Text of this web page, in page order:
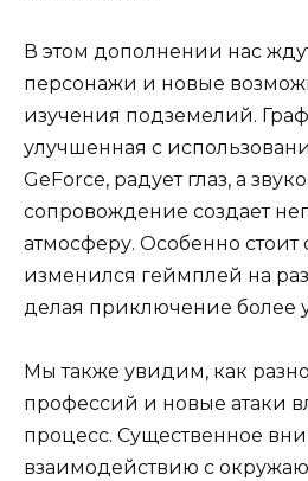
В этом дополнении нас
персонажи и новые
изучения подземелий.
улучшенная с
GeForce, радует глаз, а
сопровождение создает
атмосферу. Особенно стоит
изменился геймплей на
делая приключение более
Мы также увидим, как
профессий и новые атаки
процесс. Существенное
взаимодействию с